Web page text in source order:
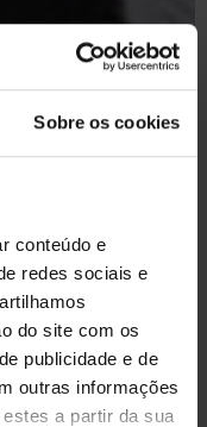
Sobre os cookies
conteúdo e
redes sociais e
do site com os
publicidade e de
outras informações
a partir da sua